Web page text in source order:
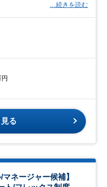
…続きを読む
円
る
ネージャー候補】